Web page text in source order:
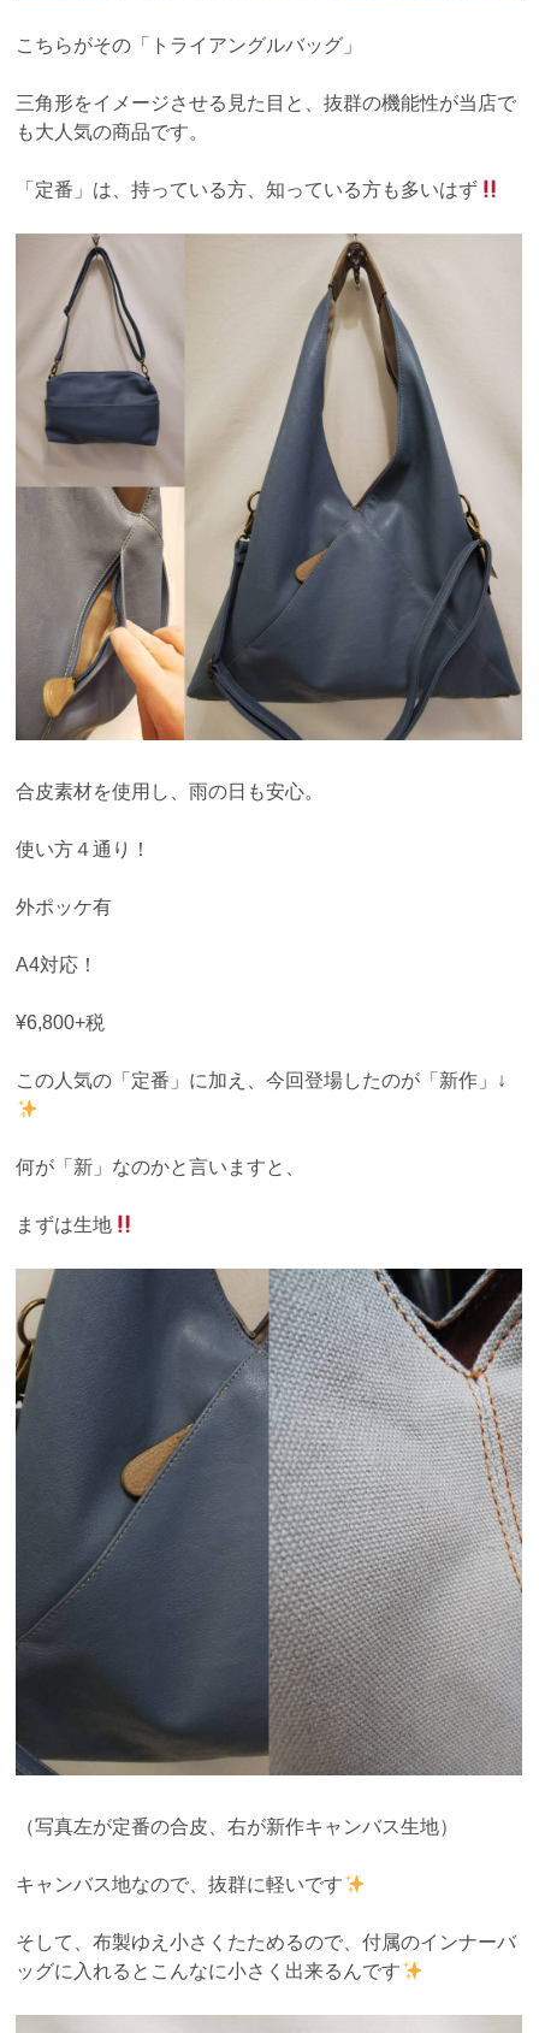
こちらがその「トライアングルバッグ」
三角形をイメージさせる見た目と、抜群の機能性が当店で
も大人気の商品です。
「定番」は、持っている方、知っている方も多いはず
合皮素材を使用し、雨の日も安心。
使い方４通り！
外ポッケ有
A4対応！
¥6,800+税
この人気の「定番」に加え、今回登場したのが「新作」↓
何が「新」なのかと言いますと、
まずは生地
（写真左が定番の合皮、右が新作キャンバス生地）
キャンバス地なので、抜群に軽いです
そして、布製ゆえ小さくたためるので、付属のインナーバ
ッグに入れるとこんなに小さく出来るんです